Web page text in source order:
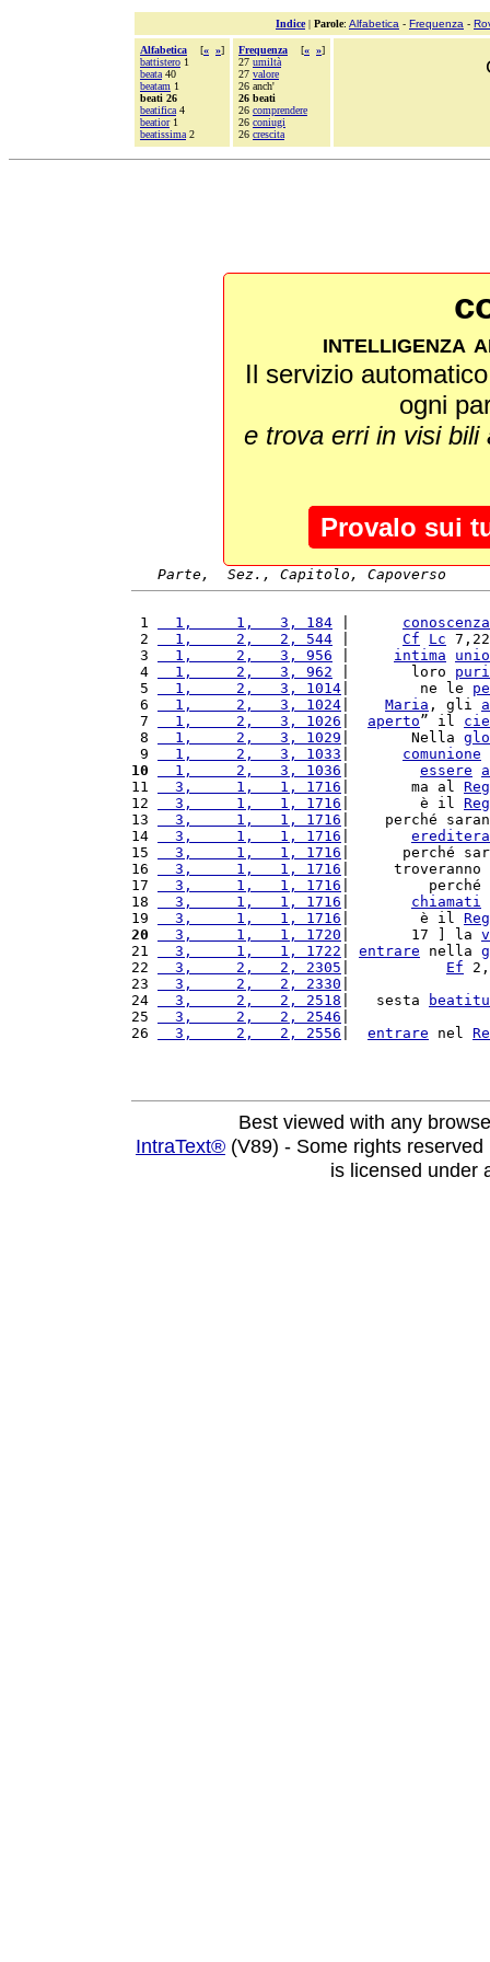
Indice| Parole: Alfabetica - Frequenza -
Alfabetica [« »]
battistero 1
beata 40
beatam 1
beati 26
beatifica 4
beatior1
beatissima 2
Frequenza [« »]
27 umiltà
27 valore
26 anch'
26 beati
26 comprendere
26 coniugi
26 crescita
intelligenza
Il servizio
ogni
e trova erri in visi
Provalo sui
Parte,  Sez., Capitolo, Capoverso
1
  1,     1,   3, 184
conoscenza
2
  1,     2,   2, 544
Cf Lc
3
  1,     2,   3, 956
intima
4
  1,     2,   3, 962
|       loro
5
  1,     2,   3, 1014
|        ne le
6
  1,     2,   3, 1024
Maria , gli
7
  1,     2,   3, 1026
aperto” il
8
  1,     2,   3, 1029
|       Nella
9
  1,     2,   3, 1033
comunione
10
  1,     2,   3, 1036
essere
11
  3,     1,   1, 1716
|       ma al
12
  3,     1,   1, 1716
|        è il
13
  3,     1,   1, 1716
|    perché
14
  3,     1,   1, 1716
15
  3,     1,   1, 1716
|      perché
16
  3,     1,   1, 1716
|     troveranno
17
  3,     1,   1, 1716
|         perché
18
  3,     1,   1, 1716
chiamati
19
  3,     1,   1, 1716
|        è il
20
  3,     1,   1, 1720
|       17 ] la
21
  3,     1,   1, 1722
entrare nella
22
  3,     2,   2, 2305
Ef
23
  3,     2,   2, 2330
24
  3,     2,   2, 2518
|   sesta
25
  3,     2,   2, 2546
26
  3,     2,   2, 2556
entrare nel
Best viewed with any
IntraText® (V89) - Some rights
is licensed under